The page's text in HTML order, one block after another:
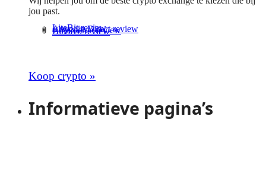
jou past.
Bitvavo review
Coinmerce review
Anycoin Direct review
LiteBit review
Koop crypto »
Informatieve pagina’s